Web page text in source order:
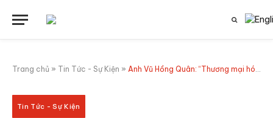
Trang chủ » Tin Tức - Sự Kiện » Anh Vũ Hồng Quân: “Thương mại hóa công nghệ trong hệ sinh thái ĐMST: Năng lực lõi cho năng lực cạnh tranh quốc gia”
Tin Tức - Sự Kiện